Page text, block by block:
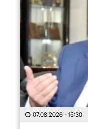
07.08.2026 - 15:30